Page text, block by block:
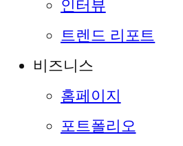
인터뷰
트렌드 리포트
비즈니스
홈페이지
포트폴리오